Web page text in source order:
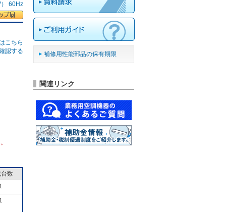
60Hz
こちら
認する
数
補修用性能部品の保有期限
関連リンク